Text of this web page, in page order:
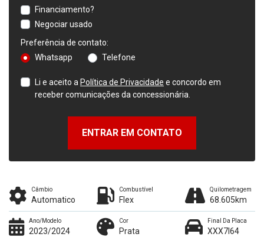
Financiamento?
Negociar usado
Preferência de contato:
Whatsapp
Telefone
Li e aceito a Política de Privacidade e concordo em
receber comunicações da concessionária.
ENTRAR EM CONTATO
Câmbio
Automatico
Combustível
Flex
Quilometragem
68.605km
Ano/Modelo
2023/2024
Cor
Prata
Final Da Placa
XXX7I64